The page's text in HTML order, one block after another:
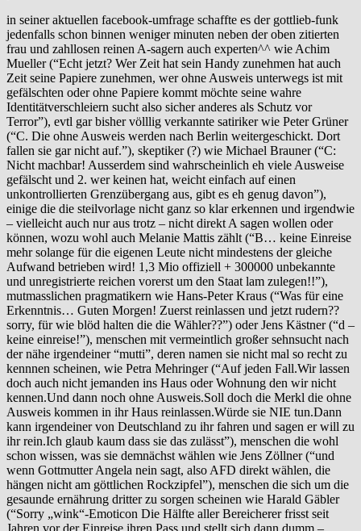
in seiner aktuellen facebook-umfrage‬ schaffte es der ‎gottlieb‬-funk
jedenfalls schon binnen weniger minuten neben der oben zitierten
frau und zahllosen reinen A-sagern auch experten^^ wie Achim
Mueller (“Echt jetzt? Wer Zeit hat sein ‪‎Handy‬ zunehmen hat auch
Zeit seine ‎Papiere‬ zunehmen, wer ohne Ausweis unterwegs ist mit
gefälschten oder ohne Papiere kommt möchte seine wahre
‪Identität‬verschleiern sucht also sicher anderes als Schutz vor
Terror”), evtl gar bisher völllig verkannte satiriker wie Peter Grüner
(“C. Die ohne Ausweis werden nach Berlin weitergeschickt. Dort
fallen sie gar nicht auf.”), skeptiker (?) wie Michael Brauner (“C:
Nicht machbar! Ausserdem sind wahrscheinlich eh viele Ausweise
gefälscht und 2. wer keinen hat, weicht einfach auf einen
unkontrollierten Grenzübergang aus, gibt es eh genug davon”),
einige die die steilvorlage nicht ganz so klar erkennen und irgendwie
– vielleicht auch nur aus trotz – nicht direkt A sagen wollen oder
können, wozu wohl auch Melanie Mattis zählt (“B… keine Einreise
mehr solange für die eigenen Leute nicht mindestens der gleiche
Aufwand betrieben wird! 1,3 Mio offiziell + 300000 unbekannte
und unregistrierte reichen vorerst um den Staat lam zulegen!!”),
mutmasslichen pragmatikern wie Hans-Peter Kraus (“Was für eine
Erkenntnis… Guten Morgen! Zuerst reinlassen und jetzt rudern??
sorry, für wie blöd halten die die Wähler??”) oder Jens Kästner (“d –
keine einreise!”), menschen mit vermeintlich großer sehnsucht nach
der nähe irgendeiner “mutti”, deren namen sie nicht mal so recht zu
kennnen scheinen, wie Petra Mehringer (“Auf jeden Fall.Wir lassen
doch auch nicht jemanden ins Haus oder Wohnung den wir nicht
kennen.Und dann noch ohne Ausweis.Soll doch die Merkl die ohne
Ausweis kommen in ihr Haus reinlassen.Würde sie NIE tun.Dann
kann irgendeiner von Deutschland zu ihr fahren und sagen er will zu
ihr rein.Ich glaub kaum dass sie das zulässt”), menschen die wohl
schon wissen, was sie demnächst wählen wie Jens Zöllner (“und
wenn Gottmutter Angela nein sagt, also AFD direkt wählen, die
hängen nicht am göttlichen Rockzipfel”), menschen die sich um die
gesaunde ernährung dritter zu sorgen scheinen wie Harald Gäbler
(“Sorry „wink“-Emoticon Die Hälfte aller Bereicherer frisst seit
Jahren vor der Einreise ihren Pass und stellt sich dann dumm –